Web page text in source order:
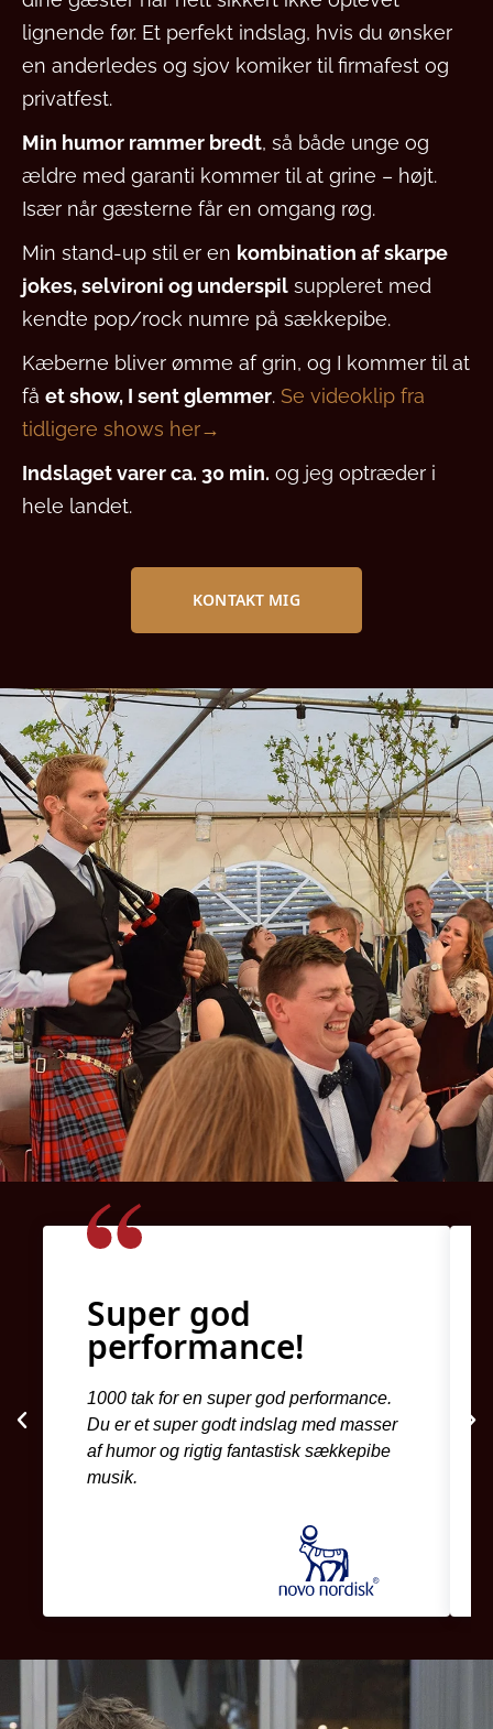
lignende før. Et perfekt indslag, hvis du ønsker
en anderledes og sjov komiker til firmafest og
privatfest.
Min humor rammer bredt, så både unge og
ældre med garanti kommer til at grine – højt.
Især når gæsterne får en omgang røg.
Min stand-up stil er en kombination af skarpe
jokes, selvironi og underspil suppleret med
kendte pop/rock numre på sækkepibe.
Kæberne bliver ømme af grin, og I kommer til at
få et show, I sent glemmer. Se videoklip fra
tidligere shows her→
Indslaget varer ca. 30 min. og jeg optræder i
hele landet.
KONTAKT MIG
1000 tak for en super god performance.
Du er et super godt indslag med masser
af humor og rigtig fantastisk sækkepibe
musik.
Super god
performance!